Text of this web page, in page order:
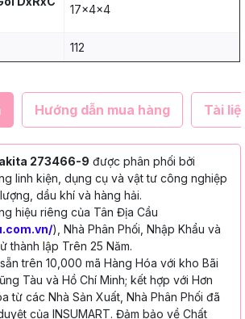
17x4x4
112
Hướng dẫn mua hàng Tài
273466-9 được phân phối bởi
linh kiện, dụng cụ và vật tư công nghiệp
dầu khí và hàng hải.
hiệu riêng của Tân Địa Cầu
), Nhà Phân Phối, Nhập Khẩu và
thành lập Trên 25 Năm.
trên 10,000 mã Hàng Hóa với kho Bãi
Tàu và Hồ Chí Minh; kết hợp với Hơn
từ các Nhà Sản Xuất, Nhà Phân Phối đã
của INSUMART. Đảm bảo về Chất